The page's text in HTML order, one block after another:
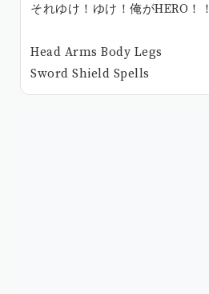
それゆけ！ゆけ！俺がHERO！！
Head Arms Body Legs
Sword Shield Spells